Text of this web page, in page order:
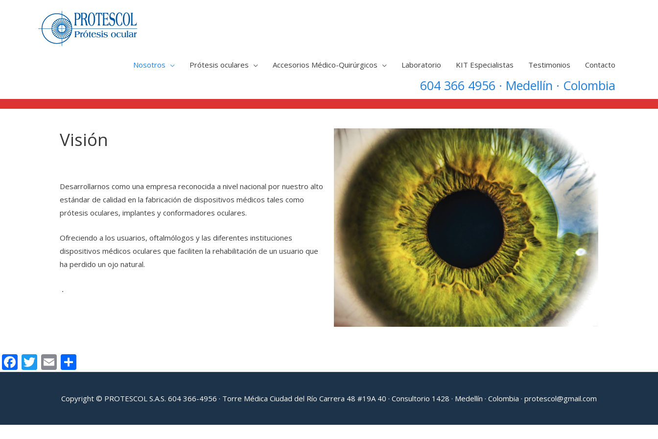
Nosotros Prótesis oculares Accesorios Médico-Quirúrgicos Laboratorio KIT Especialistas Testimonios Contacto
604 366 4956 · Medellín · Colombia
Visión
Desarrollarnos como una empresa reconocida a nivel nacional por nuestro alto
estándar de calidad en la fabricación de dispositivos médicos tales como
prótesis oculares, implantes y conformadores oculares.
Ofreciendo a los usuarios, oftalmólogos y las diferentes instituciones
dispositivos médicos oculares que faciliten la rehabilitación de un usuario que
ha perdido un ojo natural.
.
F
ac
o
T
w
E
m
ai
o
m
p
ar
Copyright © PROTESCOL S.A.S. 604 366-4956 · Torre Médica Ciudad del Río Carrera 48 #19A 40 · Consultorio 1428 · Medellín · Colombia · protescol@gmail.com